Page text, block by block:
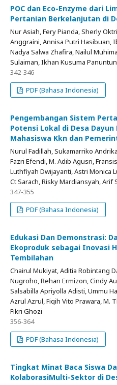
POC dan Eco-Enzyme dari
Pertanian Berkelanjutan di
Nur Asiah, Fery Pianda, Sherly
Anggraini, Annisa Putri Hasibuan,
Nadya Salwa Zhafira, Nailul
Sulaiman, Ikhan Kusuma
342-346
PDF (Bahasa Indonesia)
Pengembangan Sistem
Potensi Lokal di Desa
Mahasiswa Kkn dan
Nurul Fadillah, Sukamarriko
Fazri Efendi, M. Adib Agusri,
Luthfiyah Dwijayanti, Astri Monica
Ct Sarach, Risky Mardiansyah, Arif
347-355
PDF (Bahasa Indonesia)
Edukasi Dan Demonstrasi:
Ekoproduk sebagai Inovasi
Tembilahan
Chairul Mukiyat, Aditia Robintang
Nugroho, Rehan Ermizon, Cindy
Salsabilla Apriyolla Adisti, Ummu
Azrul Azrul, Fiqih Vito Prawara, M.
Fikri Ghozi
356-364
PDF (Bahasa Indonesia)
Tingkat Minat Baca Siswa
KolaborasiMulti-Sektor di